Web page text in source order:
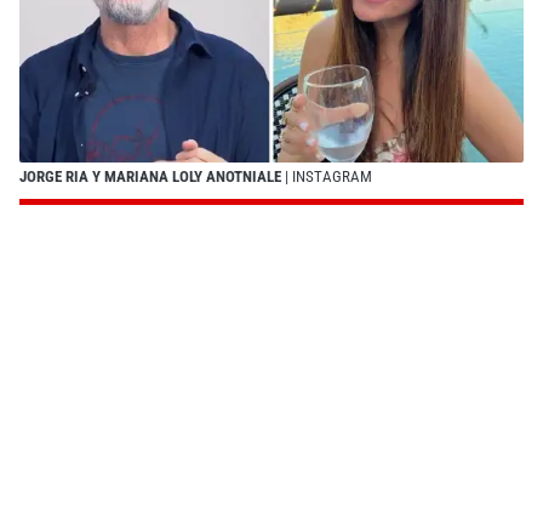
JORGE RIA Y MARIANA LOLY ANOTNIALE | INSTAGRAM